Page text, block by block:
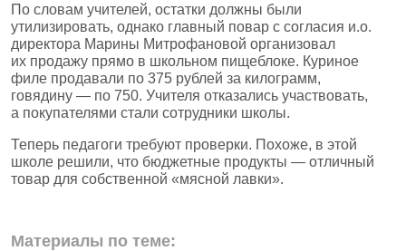
По словам учителей, остатки должны были
утилизировать, однако главный повар с согласия и.о.
директора Марины Митрофановой организовал
их продажу прямо в школьном пищеблоке. Куриное
филе продавали по 375 рублей за килограмм,
говядину — по 750. Учителя отказались участвовать,
а покупателями стали сотрудники школы.
Теперь педагоги требуют проверки. Похоже, в этой
школе решили, что бюджетные продукты — отличный
товар для собственной «мясной лавки».
Материалы по теме: